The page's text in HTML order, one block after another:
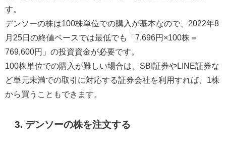
す。
デンソーの株は100株単位での購入が基本なので、2022年8
月25日の終値ベースでは最低でも「7,696円×100株＝
769,600円」の投資資金が必要です。
100株単位での購入が難しい場合は、SBI証券やLINE証券な
ど単元未満での取引に対応する証券会社を利用すれば、1株
から買うこともできます。
3. デンソーの株を注文する